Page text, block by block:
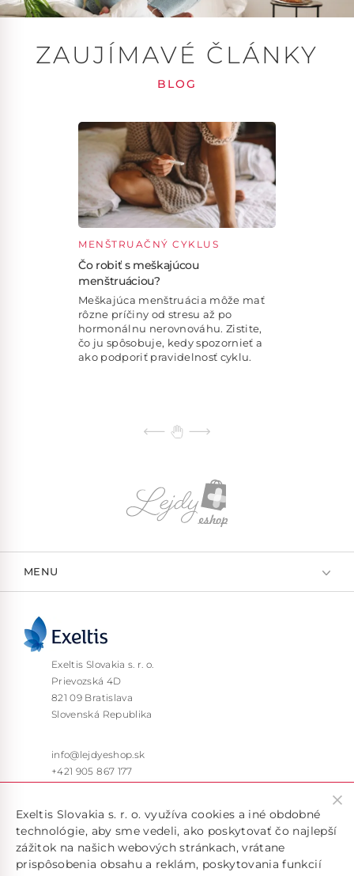
ZAUJÍMAVÉ ČLÁNKY
BLOG
MENŠTRUAČNÝ CYKLUS
Čo robiť s meškajúcou
menštruáciou?
Meškajúca menštruácia môže mať
rôzne príčiny od stresu až po
hormonálnu nerovnováhu. Zistite,
čo ju spôsobuje, kedy spozornieť a
ako podporiť pravidelnosť cyklu.
MENU
Exeltis Slovakia s. r. o.
Prievozská 4D
821 09 Bratislava
Slovenská Republika
info@lejdyeshop.sk
+421 905 867 177
Exeltis Slovakia s. r. o. využíva cookies a iné obdobné
technológie, aby sme vedeli, ako poskytovať čo najlepší
zážitok na našich webových stránkach, vrátane
prispôsobenia obsahu a reklám, poskytovania funkcií